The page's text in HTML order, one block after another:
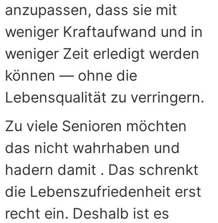
anzupassen, dass sie mit
weniger Kraftaufwand und in
weniger Zeit erledigt werden
können — ohne die
Lebensqualität zu verringern.
Zu viele Senioren möchten
das nicht wahrhaben und
hadern damit . Das schrenkt
die Lebenszufriedenheit erst
recht ein. Deshalb ist es